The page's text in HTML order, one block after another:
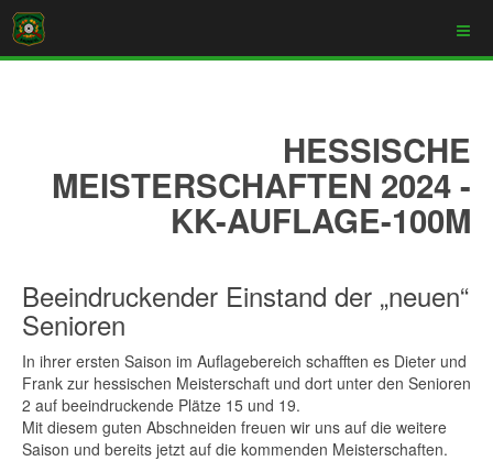
HESSISCHE
MEISTERSCHAFTEN 2024 -
KK-AUFLAGE-100M
Beeindruckender Einstand der „neuen“
Senioren
In ihrer ersten Saison im Auflagebereich schafften es Dieter und
Frank zur hessischen Meisterschaft und dort unter den Senioren
2 auf beeindruckende Plätze 15 und 19.
Mit diesem guten Abschneiden freuen wir uns auf die weitere
Saison und bereits jetzt auf die kommenden Meisterschaften.